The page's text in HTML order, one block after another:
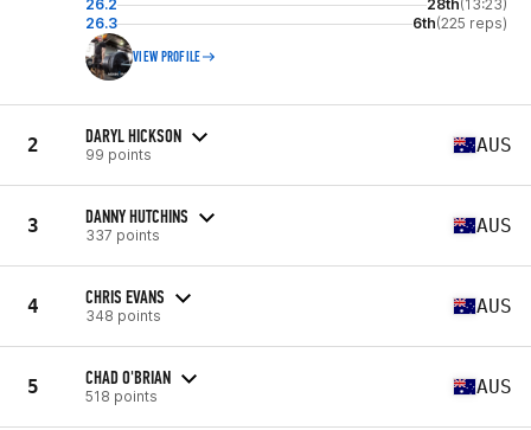
26.2
28th(13:23)
26.3
6th(225 reps)
VIEW PROFILE
2 DARYL HICKSON
99 points AUS
3 DANNY HUTCHINS
337 points AUS
4 CHRIS EVANS
348 points AUS
5 CHAD O'BRIAN
518 points AUS